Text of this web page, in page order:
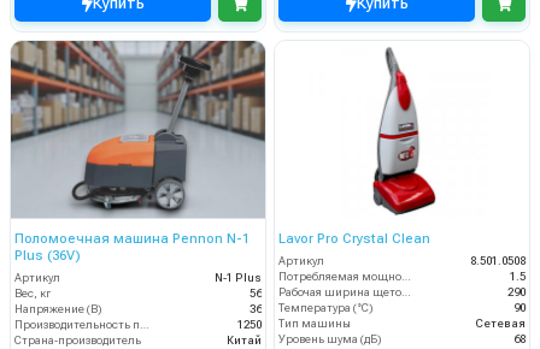
Поломоечная машина Pennon N-1
Plus (36V)
Артикул
N-1 Plus
Вес, кг
56
Напряжение (В)
36
Производительность по площади (м2/ч)
1250
Страна-производитель
Китай
Lavor Pro Crystal Clean
Артикул
8.501.0508
Потребляемая мощность (кВт)
1.5
Рабочая ширина щеток (мм)
290
Температура (°C)
90
Тип машины
Сетевая
Уровень шума (дБ)
68